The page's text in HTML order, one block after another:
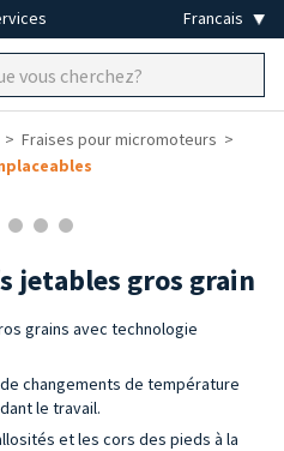
Fraises pour micromoteurs
jetables gros grain
grains avec technologie
changements de température
le travail.
et les cors des pieds à la